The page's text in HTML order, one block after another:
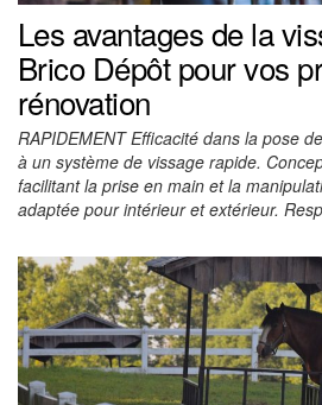
Les avantages de la
Brico Dépôt pour vos
rénovation
RAPIDEMENT Efficacité dans la pose
à un système de vissage rapide.
facilitant la prise en main et la
adaptée pour intérieur et extérieur.